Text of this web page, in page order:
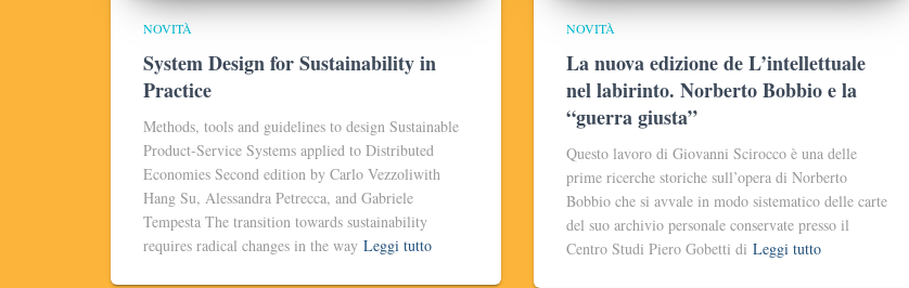
NOVITÀ
System Design for Sustainability in
Practice
Methods, tools and guidelines to design Sustainable
Product-Service Systems applied to Distributed
Economies Second edition by Carlo Vezzoliwith
Hang Su, Alessandra Petrecca, and Gabriele
Tempesta The transition towards sustainability
requires radical changes in the way Leggi tutto
NOVITÀ
La nuova edizione de L’intellettuale
nel labirinto. Norberto Bobbio e la
“guerra giusta”
Questo lavoro di Giovanni Scirocco è una delle
prime ricerche storiche sull’opera di Norberto
Bobbio che si avvale in modo sistematico delle carte
del suo archivio personale conservate presso il
Centro Studi Piero Gobetti di Leggi tutto